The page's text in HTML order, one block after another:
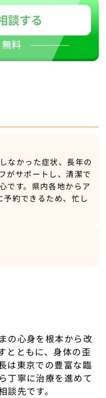
なかった症状、長年の
がサポートし、清潔で
です。県内各地からア
約できるため、忙し
の心身を根本から改
とともに、身体の歪
は東京での豊富な臨
丁寧に治療を進めて
先です。